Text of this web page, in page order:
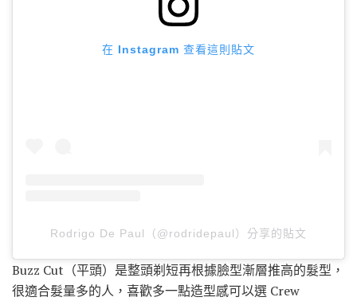
在 Instagram 查看這則貼文
Rodrigo De Paul（@rodridepaul）分享的貼文
Buzz Cut（平頭）是整頭剃短再根據臉型漸層推高的髮型，
很適合髮量多的人，喜歡多一點造型感可以選 Crew